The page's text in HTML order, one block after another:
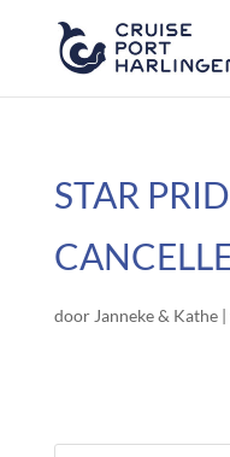
STAR
door Janneke & Kathe|